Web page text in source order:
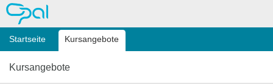
OPAL
Startseite Kursangebote
Kursangebote